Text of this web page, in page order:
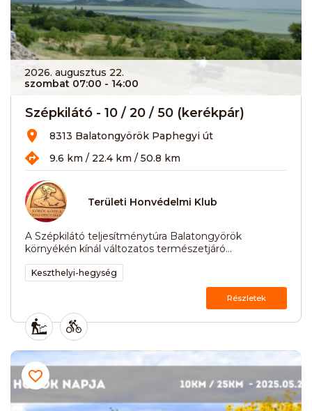
2026. augusztus 22.
szombat 07:00 - 14:00
Szépkilátó - 10 / 20 / 50 (kerékpár)
8313 Balatongyörök Paphegyi út
9.6 km / 22.4 km / 50.8 km
Területi Honvédelmi Klub
A Szépkilátó teljesítménytúra Balatongyörök
környékén kínál változatos természetjáró...
Keszthelyi-hegység
Részletek